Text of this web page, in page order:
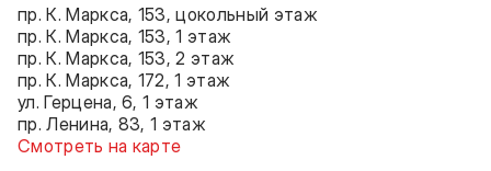
пр. К. Маркса, 153, цокольный этаж
пр. К. Маркса, 153, 1 этаж
пр. К. Маркса, 153, 2 этаж
пр. К. Маркса, 172, 1 этаж
ул. Герцена, 6, 1 этаж
пр. Ленина, 83, 1 этаж
Смотреть на карте